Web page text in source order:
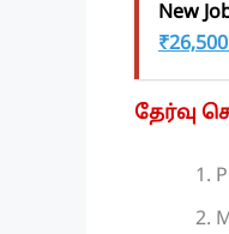
New
தேர்வு